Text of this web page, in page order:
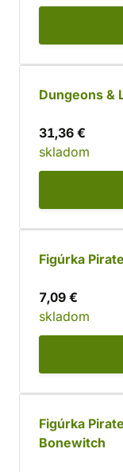
Dungeons &
31,36 €
skladom
Figúrka
7,09 €
skladom
Figúrka
Bonewitch